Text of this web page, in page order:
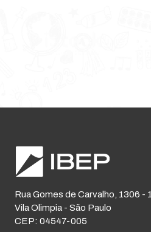
Rua Gomes de Carvalho, 1306 -
Vila Olimpia - São Paulo
CEP: 04547-005